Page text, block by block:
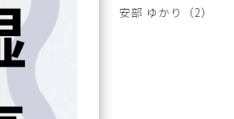
安部 ゆかり
（2）